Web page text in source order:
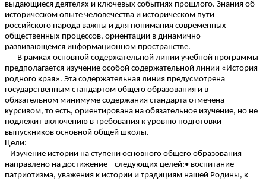
выдающиеся деятелях и ключевых событиях прошлого. Знания об
историческом опыте человечества и историческом пути
российского народа важны и для понимания современных
общественных процессов, ориентации в динамично
развивающемся информационном пространстве.
В рамках основной содержательной линии учебной программы
предполагается изучение особой содержательной линии «История
родного края». Эта содержательная линия предусмотрена
государственным стандартом общего образования и в
обязательном минимуме содержания стандарта отмечена
курсивом, то есть, ориентирована на обязательное изучение, но не
подлежит включению в требования к уровню подготовки
выпускников основной общей школы.
Цели:
Изучение истории на ступени основного общего образования
направлено на достижение следующих целей:• воспитание
патриотизма, уважения к истории и традициям нашей Родины, к